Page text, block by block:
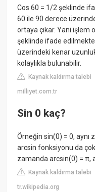
Cos 60 = 1/2 şeklinde
60 ile 90 derece
ortaya çıkar. Yani
şeklinde ifade
üzerindeki kenar
kolaylıkla bulunabilir.
Kaynak kaldırma talebi
milliyet.com.tr
Sin 0 kaç?
Örneğin sin(0) = 0, aynı
arcsin fonksiyonu da
zamanda arcsin(0) = π,
Kaynak kaldırma talebi
tr.wikipedia.org